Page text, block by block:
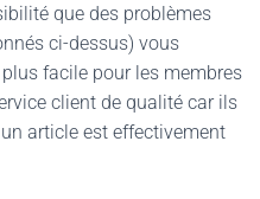
que des problèmes
ci-dessus) vous
facile pour les membres
client de qualité car ils
article est effectivement